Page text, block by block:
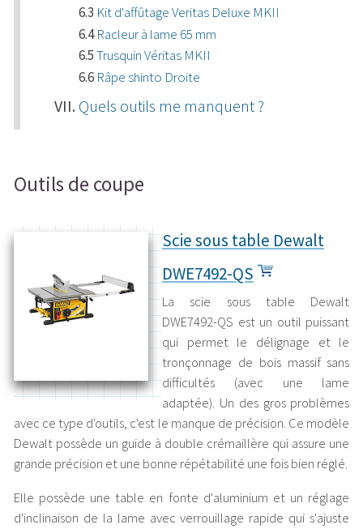
Kit d'affûtage Veritas Deluxe MKII
Racleur à lame 65 mm
Trusquin Véritas MKII
Râpe shinto Droite
Quels outils me manquent ?
Outils de coupe
Scie sous table Dewalt
DWE7492-QS
La scie sous table Dewalt
DWE7492-QS est un outil puissant
qui permet le délignage et le
tronçonnage de bois massif sans
difficultés (avec une lame
adaptée). Un des gros problèmes
avec ce type d'outils, c'est le manque de précision. Ce modèle
Dewalt possède un guide à double crémaillère qui assure une
grande précision et une bonne répétabilité une fois bien réglé.
Elle possède une table en fonte d'aluminium et un réglage
d'inclinaison de la lame avec verrouillage rapide qui s'ajuste